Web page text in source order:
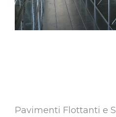
Pavimenti Flottanti e